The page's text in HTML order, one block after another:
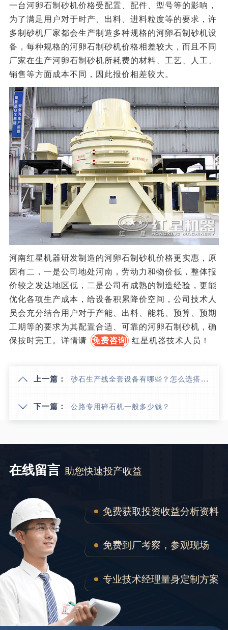
一台河卵石制砂机价格受配置、配件、型号等的影响，
为了满足用户对于时产、出料、进料粒度等的要求，许
多制砂机厂家都会生产制造多种规格的河卵石制砂机设
备，每种规格的河卵石制砂机价格相差较大，而且不同
厂家在生产河卵石制砂机所耗费的材料、工艺、人工、
销售等方面成本不同，因此报价相差较大。
河南红星机器研发制造的河卵石制砂机价格更实惠，原
因有二，一是公司地处河南，劳动力和物价低，整体报
价较之发达地区低，二是公司有成熟的制造经验，更能
优化各项生产成本，给设备积累降价空间，公司技术人
员会充分结合用户对于产能、出料、能耗、预算、预期
工期等的要求为其配置合适、可靠的河卵石制砂机，确
保按时完工。详情请
免费咨询 红星机器技术人员！
上一篇： 砂石生产线全套设备有哪些？怎么选搭更划算
下一篇： 公路专用碎石机一般多少钱？
在线留言 助您快速投产收益
免费获取投资收益分析资料
免费到厂考察，参观现场
专业技术经理量身定制方案